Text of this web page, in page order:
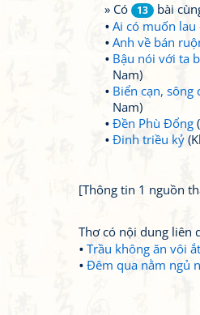
» Có
13
bài
Ai có muốn lau
Anh về bán
Bậu nói với ta
Nam)
Biển cạn, sông
Nam)
Đền Phù Đổng
Đinh triều kỷ
[Thông tin 1 nguồn
Thơ có nội dung liên
Trầu không ăn vôi
Đêm qua nằm ngủ